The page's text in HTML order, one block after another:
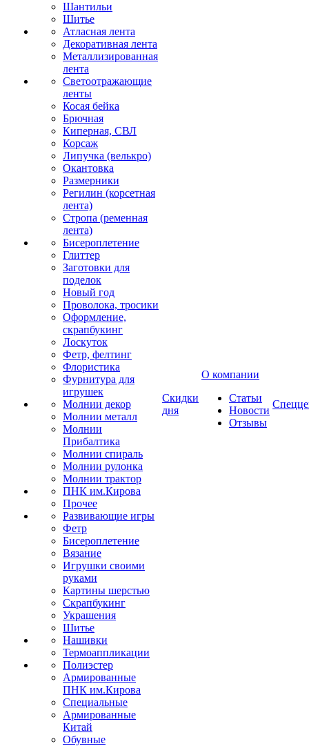
Шантильи
Шитье
Атласная лента
Декоративная лента
Металлизированная
лента
Светоотражающие
ленты
Косая бейка
Брючная
Киперная, СВЛ
Корсаж
Липучка (велькро)
Окантовка
Размерники
Регилин (корсетная
лента)
Стропа (ременная
лента)
Бисероплетение
Глиттер
Заготовки для
поделок
Новый год
Проволока, тросики
Оформление,
скрапбукинг
Лоскуток
Фетр, фелтинг
Флористика
Фурнитура для
игрушек
Молнии декор
Молнии металл
Молнии
Прибалтика
Молнии спираль
Молнии рулонка
Молнии трактор
ПНК им.Кирова
Прочее
Развивающие игры
Фетр
Бисероплетение
Вязание
Игрушки своими
руками
Картины шерстью
Скрапбукинг
Украшения
Шитье
Нашивки
Термоаппликации
Полиэстер
Армированные
ПНК им.Кирова
Специальные
Армированные
Китай
Обувные
Скидки
дня
О компании
Статьи
Новости
Отзывы